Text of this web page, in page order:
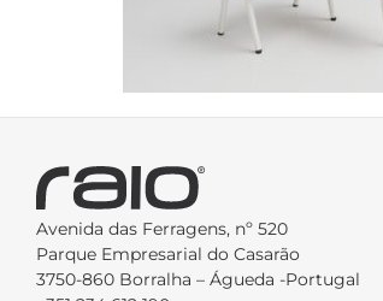
Avenida das Ferragens, nº 520
Parque Empresarial do Casarão
3750-860 Borralha – Águeda -Portugal